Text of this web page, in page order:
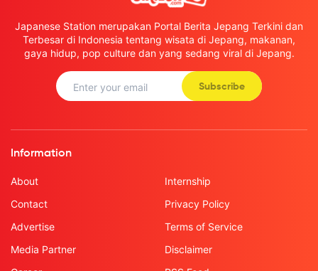
Japanese Station merupakan Portal Berita Jepang Terkini dan
Terbesar di Indonesia tentang wisata di Jepang, makanan,
gaya hidup, pop culture dan yang sedang viral di Jepang.
Subscribe
Information
About
Contact
Advertise
Media Partner
Internship
Privacy Policy
Terms of Service
Disclaimer